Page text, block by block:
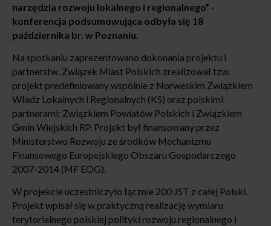
narzędzia rozwoju lokalnego i regionalnego” -
konferencja podsumowująca odbyła się 18
października br. w Poznaniu.
Na spotkaniu zaprezentowano dokonania projektu i
partnerstw. Związek Miast Polskich zrealizował tzw.
projekt predefiniowany wspólnie z Norweskim Związkiem
Władz Lokalnych i Regionalnych (KS) oraz polskimi
partnerami: Związkiem Powiatów Polskich i Związkiem
Gmin Wiejskich RP. Projekt był finansowany przez
Ministerstwo Rozwoju ze środków Mechanizmu
Finansowego Europejskiego Obszaru Gospodarczego
2007-2014 (MF EOG).
W projekcie uczestniczyło łącznie 200 JST z całej Polski.
Projekt wpisał się w praktyczną realizację wymiaru
terytorialnego polskiej polityki rozwoju regionalnego i